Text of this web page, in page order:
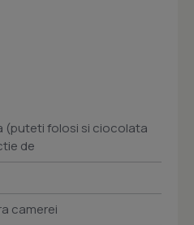
(puteti folosi si ciocolata
de
camerei